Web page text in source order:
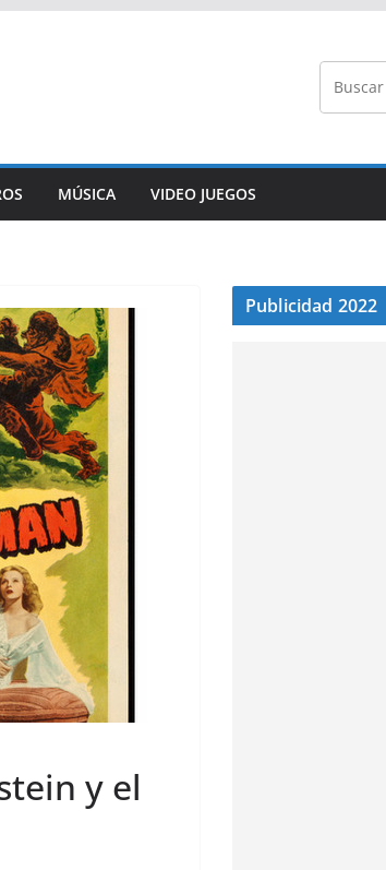
MÚSICA VIDEO JUEGOS
y el
Publicidad 2022